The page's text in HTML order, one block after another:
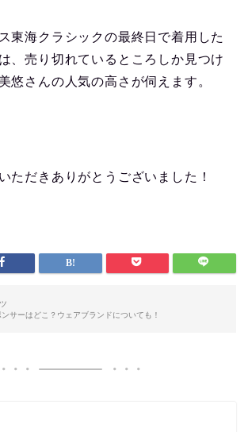
東海クラシックの最終日で着用した
、売り切れているところしか見つけ
悠さんの人気の高さが伺えます。
ただきありがとうございました！
サーはどこ？ウェアブランドについても！